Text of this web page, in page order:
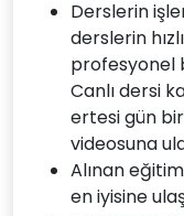
Derslerin
derslerin
profesyonel
Canlı dersi
ertesi gün
videosuna
Alınan
en iyisine